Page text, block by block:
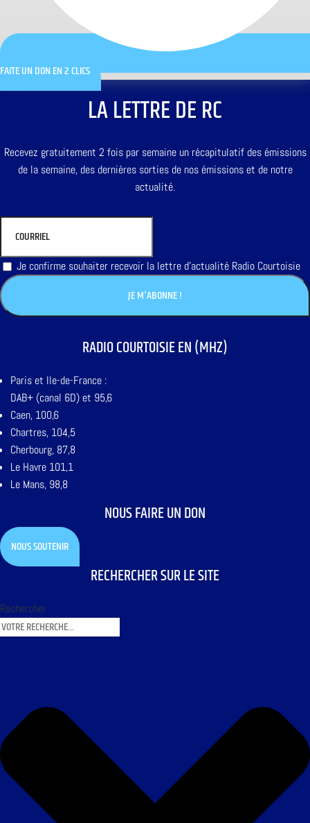
FAITE UN DON EN 2 CLICS
LA LETTRE DE RC
Recevez gratuitement 2 fois par semaine un récapitulatif des émissions
de la semaine, des dernières sorties de nos émissions et de notre
actualité.
Je confirme souhaiter recevoir la lettre d'actualité Radio Courtoisie
RADIO COURTOISIE EN (MHZ)
Paris et Ile-de-France :
DAB+ (canal 6D) et 95,6
Caen, 100,6
Chartres, 104,5
Cherbourg, 87,8
Le Havre 101,1
Le Mans, 98,8
NOUS FAIRE UN DON
NOUS SOUTENIR
RECHERCHER SUR LE SITE
Rechercher